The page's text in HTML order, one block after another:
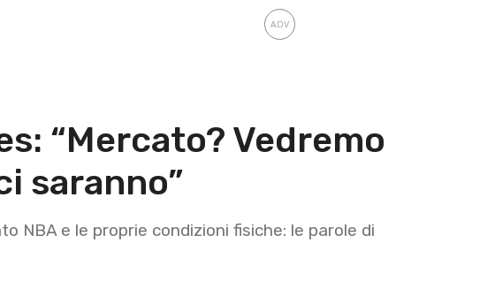
“Mercato? Vedremo
saranno”
NBA e le proprie condizioni fisiche: le parole di